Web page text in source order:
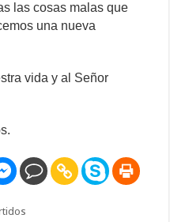
las cosas malas que
una nueva
vida y al Señor